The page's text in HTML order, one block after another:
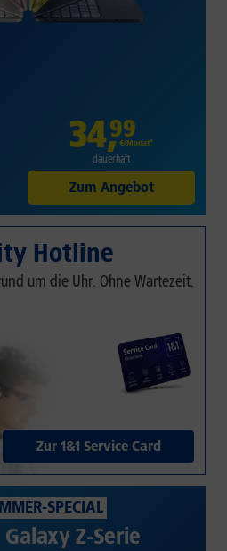
34,99
€/Monat*
dauerhaft
Zum Angebot
Hotline
um die Uhr. Ohne Wartezeit.
Zur 1&1 Service Card
SPECIAL
Z-Serie